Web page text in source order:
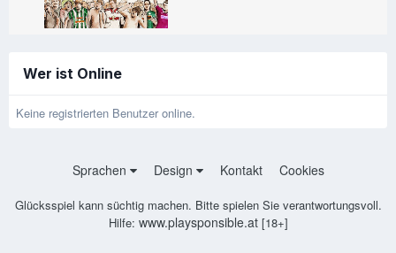
Wer ist Online
Keine registrierten Benutzer online.
Sprachen Design Kontakt Cookies
Glücksspiel kann süchtig machen. Bitte spielen Sie verantwortungsvoll.
Hilfe: www.playsponsible.at[18+]